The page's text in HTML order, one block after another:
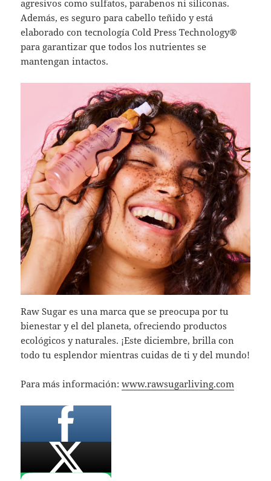
agresivos como sulfatos, parabenos ni siliconas.
Además, es seguro para cabello teñido y está
elaborado con tecnología Cold Press Technology®
para garantizar que todos los nutrientes se
mantengan intactos.
Raw Sugar es una marca que se preocupa por tu
bienestar y el del planeta, ofreciendo productos
ecológicos y naturales. ¡Este diciembre, brilla con
todo tu esplendor mientras cuidas de ti y del mundo!
Para más información:www.rawsugarliving.com